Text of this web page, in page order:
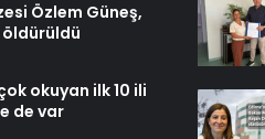
Özlem Güneş,
okuyan ilk 10 ili
de var